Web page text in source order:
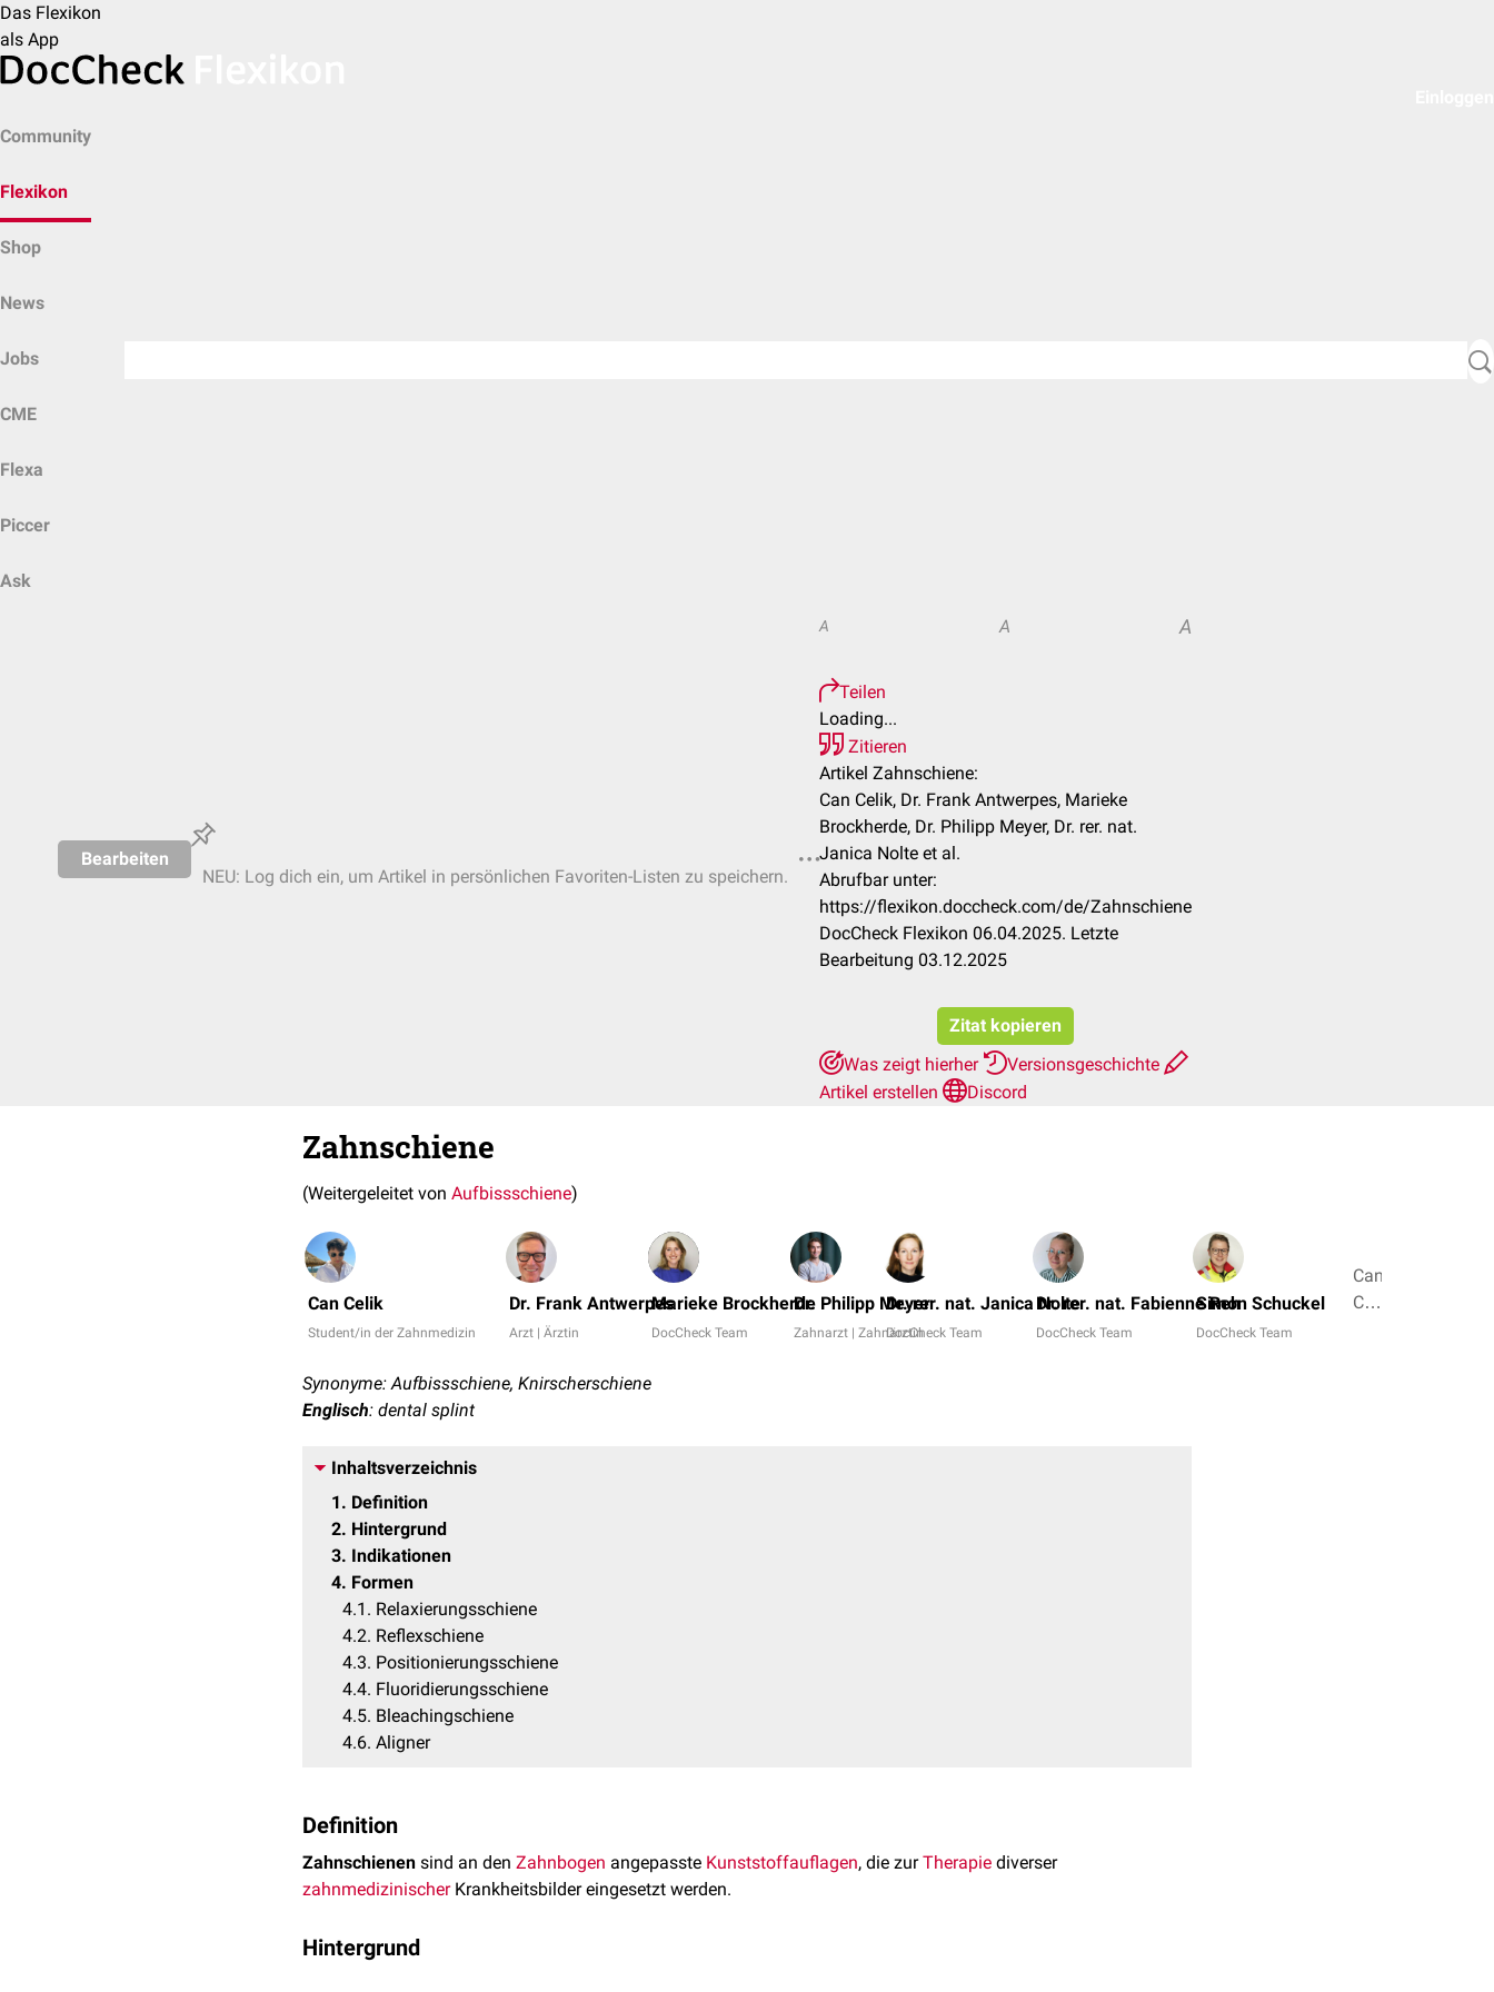
Das Flexikon
als App
Community
Flexikon
Shop
News
Jobs
CME
Flexa
Piccer
Ask
Bearbeiten
NEU: Log dich ein, um Artikel in persönlichen Favoriten-Listen zu speichern.
A A A
Teilen
Loading...
Zitieren
Artikel Zahnschiene:
Can Celik, Dr. Frank Antwerpes, Marieke
Brockherde, Dr. Philipp Meyer, Dr. rer. nat.
Janica Nolte et al.
Abrufbar unter:
https://flexikon.doccheck.com/de/Zahnschiene
DocCheck Flexikon 06.04.2025. Letzte
Bearbeitung 03.12.2025
Zitat kopieren
Was zeigt hierher
Versionsgeschichte
Artikel erstellen
Discord
Zahnschiene
(Weitergeleitet von Aufbissschiene)
Can Celik
Student/in der Zahnmedizin
Dr. Frank Antwerpes
Arzt | Ärztin
Marieke Brockherde
DocCheck Team
Dr. Philipp Meyer
Zahnarzt | Zahnärztin
Dr. rer. nat. Janica Nolte
DocCheck Team
Dr. rer. nat. Fabienne Reh
DocCheck Team
Simon Schuckel
DocCheck Team
Can
Celik,
Synonyme: Aufbissschiene, Knirscherschiene
Englisch: dental splint
Inhaltsverzeichnis
1
Definition
2 Hintergrund
3 Indikationen
4 Formen
4.1
Relaxierungsschiene
4.2 Reflexschiene
4.3 Positionierungsschiene
4.4 Fluoridierungsschiene
4.5 Bleachingschiene
4.6 Aligner
Definition
Zahnschienen sind an den Zahnbogen angepasste Kunststoffauflagen, die zurTherapie diverser
zahnmedizinischerKrankheitsbilder eingesetzt werden.
Hintergrund